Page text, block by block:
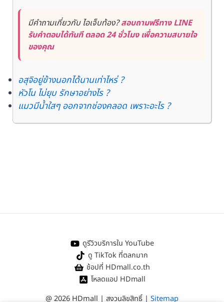
มีคำถามเกี่ยวกับ ไอเจ็บท้อง?สอบถามฟรีทาง LINE
รับคำตอบได้ทันที ตลอด 24 ชั่วโมง เพื่อความสบายใจ
ของคุณ
อสุจิอยู่ข้างนอกได้นานเท่าไหร่ ?
หัวโน ไม่ยุบ รักษาอย่างไร ?
แมวมีน้ำใสๆ ออกจากช่องคลอด เพราะอะไร ?
ดูรีวิวบริการใน YouTube
ดู TikTok ที่ตลกมาก
ช้อปที่ HDmall.co.th
โหลดแอป HDmall
@ 2026 HDmall | สงวนลิขสิทธิ์ | Sitemap